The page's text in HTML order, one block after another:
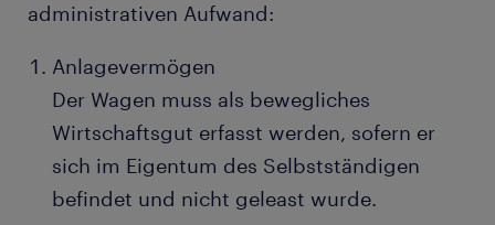
administrativen Aufwand:
Anlagevermögen
Der Wagen muss als bewegliches
Wirtschaftsgut erfasst werden, sofern er
sich im Eigentum des Selbstständigen
befindet und nicht geleast wurde.